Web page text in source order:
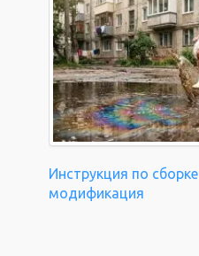
Инструкция по
модификация